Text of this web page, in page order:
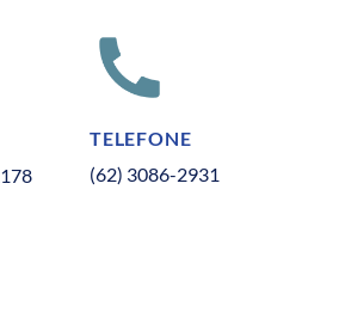
TELEFONE
(62) 3086-2931